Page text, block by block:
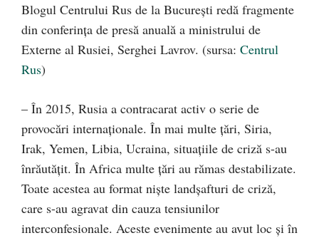
Blogul Centrului Rus de la București redă fragmente
din conferința de presă anuală a ministrului de
Externe al Rusiei, Serghei Lavrov. (sursa: Centrul
Rus)
– În 2015, Rusia a contracarat activ o serie de
provocări internaţionale. În mai multe țări, Siria,
Irak, Yemen, Libia, Ucraina, situațiile de criză s-au
înrăutățit. În Africa multe ţări au rămas destabilizate.
Toate acestea au format niște landșafturi de criză,
care s-au agravat din cauza tensiunilor
interconfesionale. Aceste evenimente au avut loc şi în